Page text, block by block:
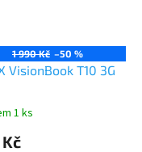
1 990 Kč –50 %
VisionBook T10 3G
1 ks